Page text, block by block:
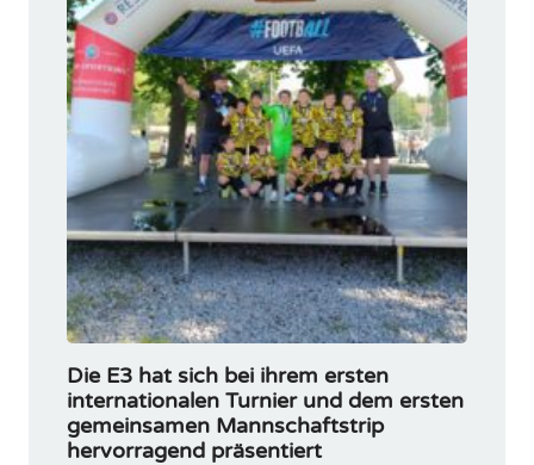
Die E3 hat sich bei ihrem ersten
internationalen Turnier und dem ersten
gemeinsamen Mannschaftstrip
hervorragend präsentiert